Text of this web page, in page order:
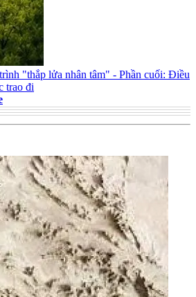
"thắp lửa nhân tâm" - Phần cuối: Điều
trao đi